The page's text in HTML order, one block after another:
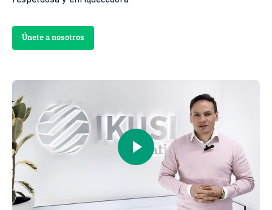
Únete a nosotros